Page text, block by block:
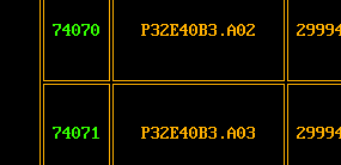
74070 P32E40B3.A02
74071 P32E40B3.A03